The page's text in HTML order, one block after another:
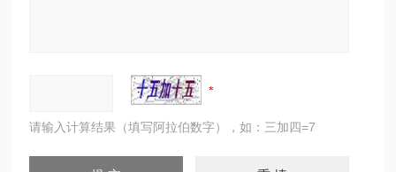
请输入计算结果（填写阿拉伯数字），如：三加四=7